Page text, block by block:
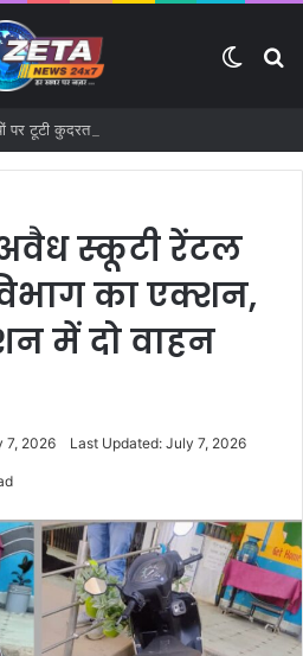
Switch
स्कूटी रेंटल
का एक्शन,
में दो वाहन
7, 2026 Last Updated: July 7, 2026